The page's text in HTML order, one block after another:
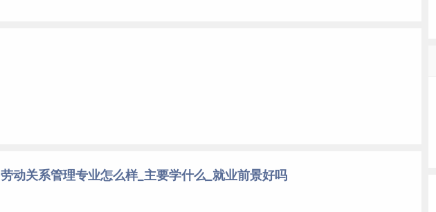
劳动关系管理专业怎么样_主要学什么_就业前景好吗